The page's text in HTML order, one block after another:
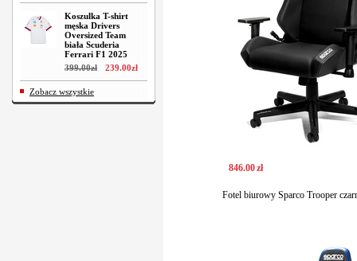
Koszulka T-shirt
męska Drivers
Oversized Team
biała Scuderia
Ferrari F1 2025
399.00zł 239.00zł
Zobacz wszystkie
846.00zł
Fotel biurowy Sparco Trooper